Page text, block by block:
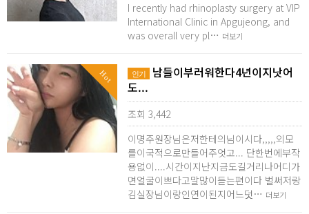
I recently had rhinoplasty surgery at VIP
International Clinic in Apgujeong, and
was overall very pl… 더보기
Hot 인기
남들이부러워한다4년이지낫어
도...
조회 3,442
이명주원장님은저한테의님이시다,,,,,외모
를이국적으로만들어주엇고... 단한번에부작
용없이....시간이지난지금도길거리나어디가
면얼굴이쁘다고말많이듣는편이다 벌써저랑
김실장님이랑인연이된지어느덧… 더보기